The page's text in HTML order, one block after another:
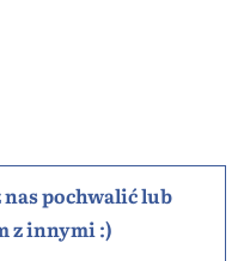
nas pochwalić lub
z innymi :)